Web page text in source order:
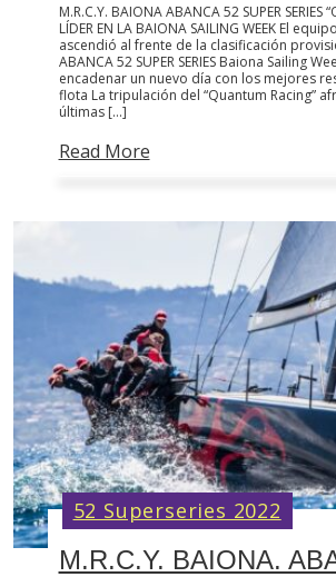
M.R.C.Y. BAIONA ABANCA 52 SUPER SERIES
LÍDER EN LA BAIONA SAILING WEEK El
ascendió al frente de la clasificación
ABANCA 52 SUPER SERIES Baiona Sailing
encadenar un nuevo día con los mejores
flota La tripulación del “Quantum Racing”
últimas […]
Read More
M.R.C.Y. BAIONA.
52 Superseries 2022